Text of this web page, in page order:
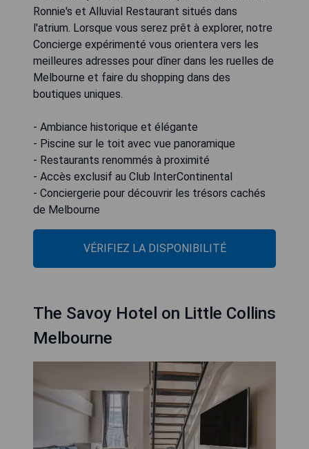
Ronnie's et Alluvial Restaurant situés dans
l'atrium. Lorsque vous serez prêt à explorer, notre
Concierge expérimenté vous orientera vers les
meilleures adresses pour dîner dans les ruelles de
Melbourne et faire du shopping dans des
boutiques uniques.
- Ambiance historique et élégante
- Piscine sur le toit avec vue panoramique
- Restaurants renommés à proximité
- Accès exclusif au Club InterContinental
- Conciergerie pour découvrir les trésors cachés
de Melbourne
VÉRIFIEZ LA DISPONIBILITÉ
The Savoy Hotel on Little Collins
Melbourne